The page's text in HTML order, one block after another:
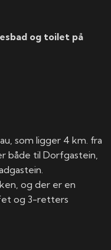
og toilet på
som ligger 4 km. fra
både til Dorfgastein,
og der er en
og 3-retters